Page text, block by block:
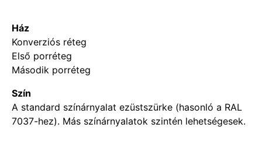
Ház
Konverziós réteg
Első porréteg
Második porréteg
Szín
A standard színárnyalat ezüstszürke (hasonló a RAL
7037-hez). Más színárnyalatok szintén lehetségesek.